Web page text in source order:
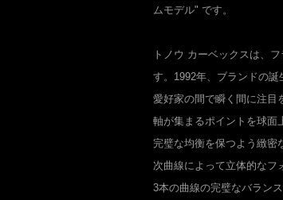
ムモデル" です。
トノウ カーベックスは、
す。1992年、ブランドの
愛好家の間で瞬く間に注目
軸が集まるポイントを球面
完璧な均衡を保つよう緻密
次曲線によって立体的なフ
3本の曲線の完璧なバラン